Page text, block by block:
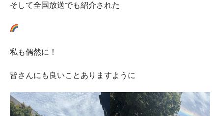
そして全国放送でも紹介された
私も偶然に！
皆さんにも良いことありますように